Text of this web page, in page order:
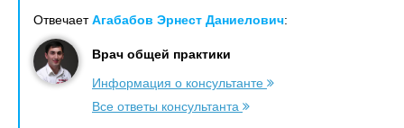
ОтвечаетАгабабов Эрнест Даниелович:
Врач общей практики
Информация о консультанте
Все ответы консультанта